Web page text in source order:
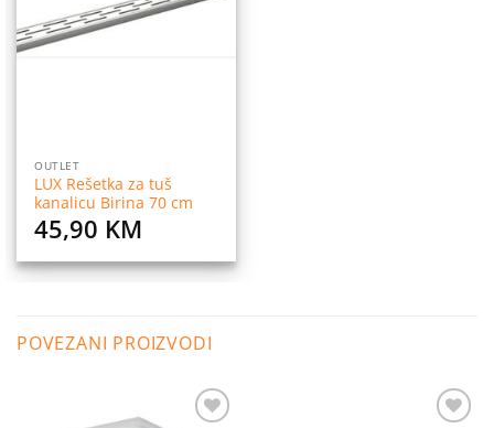
OUTLET
LUX Rešetka za tuš
kanalicu Birina 70 cm
45,90 KM
POVEZANI PROIZVODI